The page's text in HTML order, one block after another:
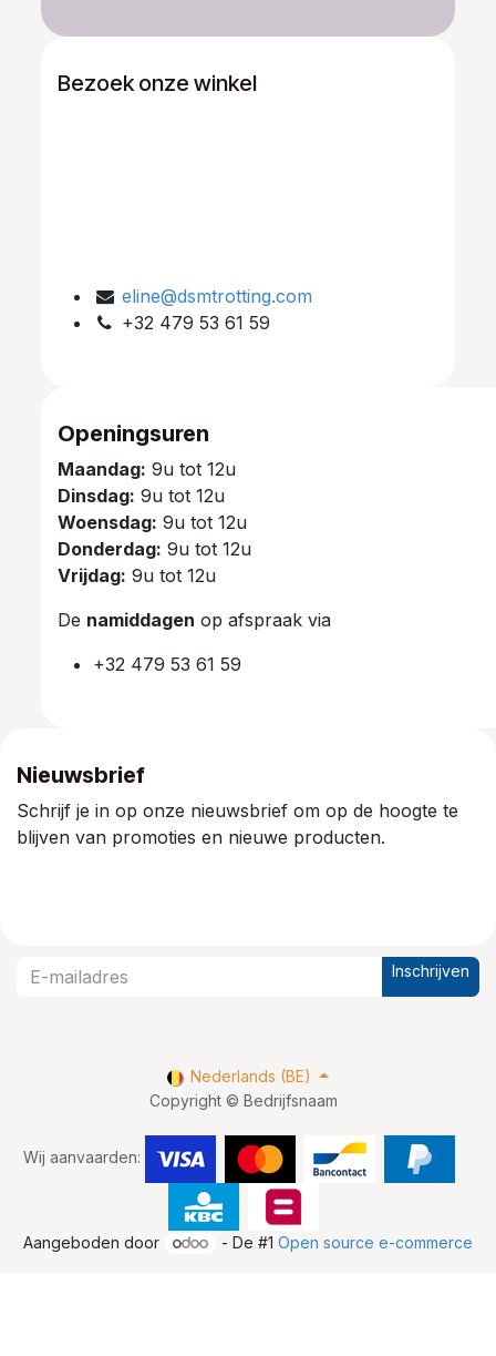
Bezoek onze winkel
eline@dsmtrotting.com
+32 479 53 61 59
Openingsuren
Maandag: 9u tot 12u
Dinsdag: 9u tot 12u
Woensdag: 9u tot 12u
Donderdag: 9u tot 12u
Vrijdag: 9u tot 12u
De namiddagen op afspraak via
+32 479 53 61 59
Nieuwsbrief
Schrijf je in op onze nieuwsbrief om op de hoogte te
blijven van promoties en nieuwe producten.
Inschrijven
Copyright © Bedrijfsnaam
Wij aanvaarden:
Nederlands (BE)
Aangeboden door - De #1Open source e-commerce